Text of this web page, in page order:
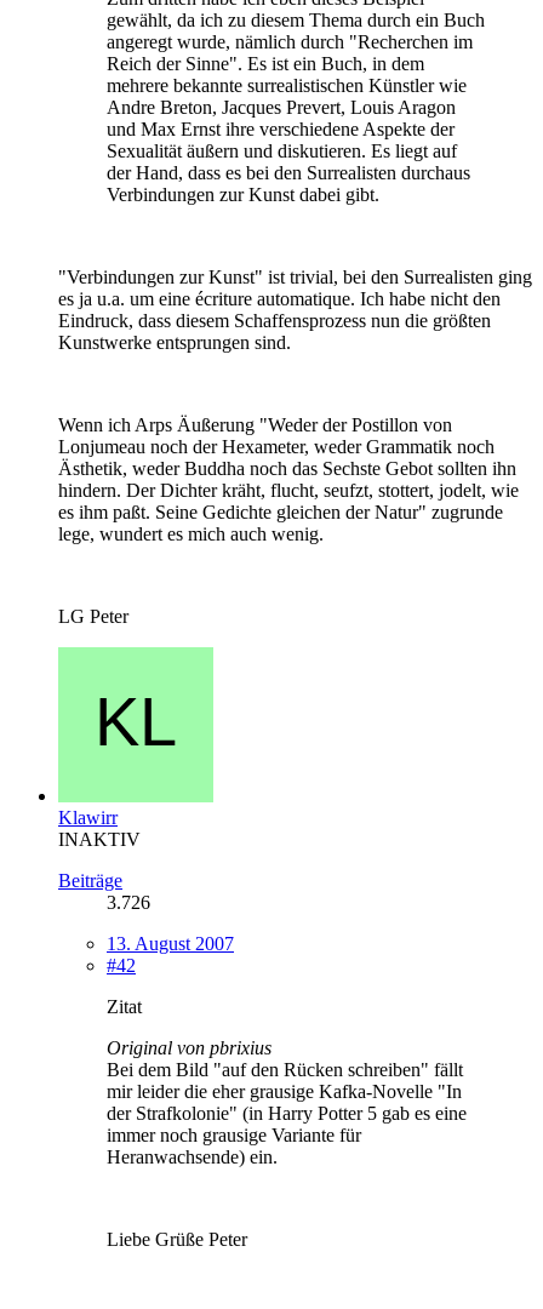
gewählt, da ich zu diesem Thema durch ein Buch
angeregt wurde, nämlich durch "Recherchen im
Reich der Sinne". Es ist ein Buch, in dem
mehrere bekannte surrealistischen Künstler wie
Andre Breton, Jacques Prevert, Louis Aragon
und Max Ernst ihre verschiedene Aspekte der
Sexualität äußern und diskutieren. Es liegt auf
der Hand, dass es bei den Surrealisten durchaus
Verbindungen zur Kunst dabei gibt.
"Verbindungen zur Kunst" ist trivial, bei den Surrealisten ging
es ja u.a. um eine écriture automatique. Ich habe nicht den
Eindruck, dass diesem Schaffensprozess nun die größten
Kunstwerke entsprungen sind.
Wenn ich Arps Äußerung "Weder der Postillon von
Lonjumeau noch der Hexameter, weder Grammatik noch
Ästhetik, weder Buddha noch das Sechste Gebot sollten ihn
hindern. Der Dichter kräht, flucht, seufzt, stottert, jodelt, wie
es ihm paßt. Seine Gedichte gleichen der Natur" zugrunde
lege, wundert es mich auch wenig.
LG Peter
Klawirr
INAKTIV
Beiträge
3.726
13. August 2007
#42
Zitat
Original von pbrixius
Bei dem Bild "auf den Rücken schreiben" fällt
mir leider die eher grausige Kafka-Novelle "In
der Strafkolonie" (in Harry Potter 5 gab es eine
immer noch grausige Variante für
Heranwachsende) ein.
Liebe Grüße Peter